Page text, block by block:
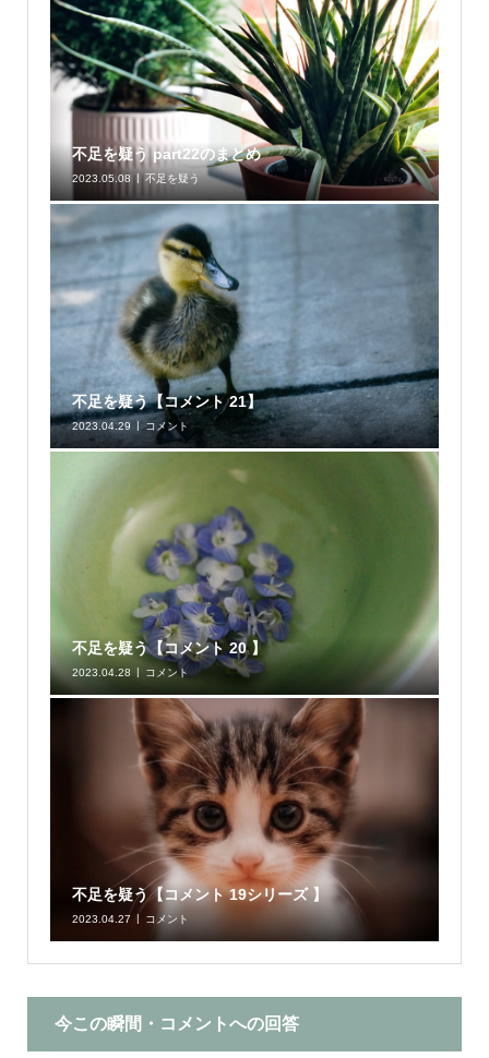
不足を疑う part22のまとめ
2023.05.08 不足を疑う
不足を疑う【コメント 21】
2023.04.29 コメント
不足を疑う【コメント 20 】
2023.04.28 コメント
不足を疑う【コメント 19シリーズ 】
2023.04.27 コメント
今この瞬間・コメントへの回答